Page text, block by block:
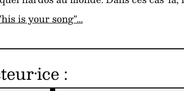
is your song"...
: